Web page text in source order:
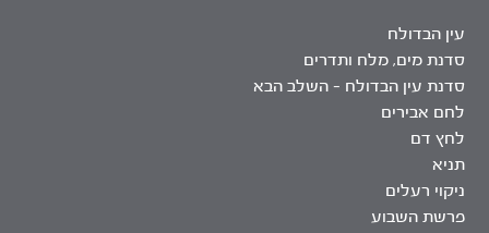
עין הבדולח
סדנת מים, מלח ותדרים
סדנת עין הבדולח – השלב הבא
לחם אבירים
לחץ דם
תניא
ניקוי רעלים
פרשת השבוע